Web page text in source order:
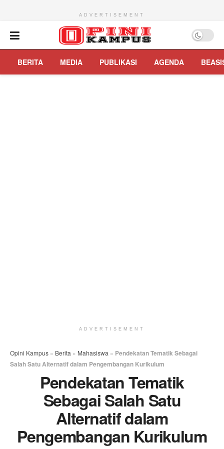
ADVERTISEMENT
BERITA MEDIA PUBLIKASI AGENDA
ADVERTISEMENT
Opini Kampus » Berita » Mahasiswa » Pendekatan Tematik Sebagai
Salah Satu Alternatif dalam Pengembangan Kurikulum
Pendekatan Tematik
Sebagai Salah Satu
Alternatif dalam
Pengembangan Kurikulum